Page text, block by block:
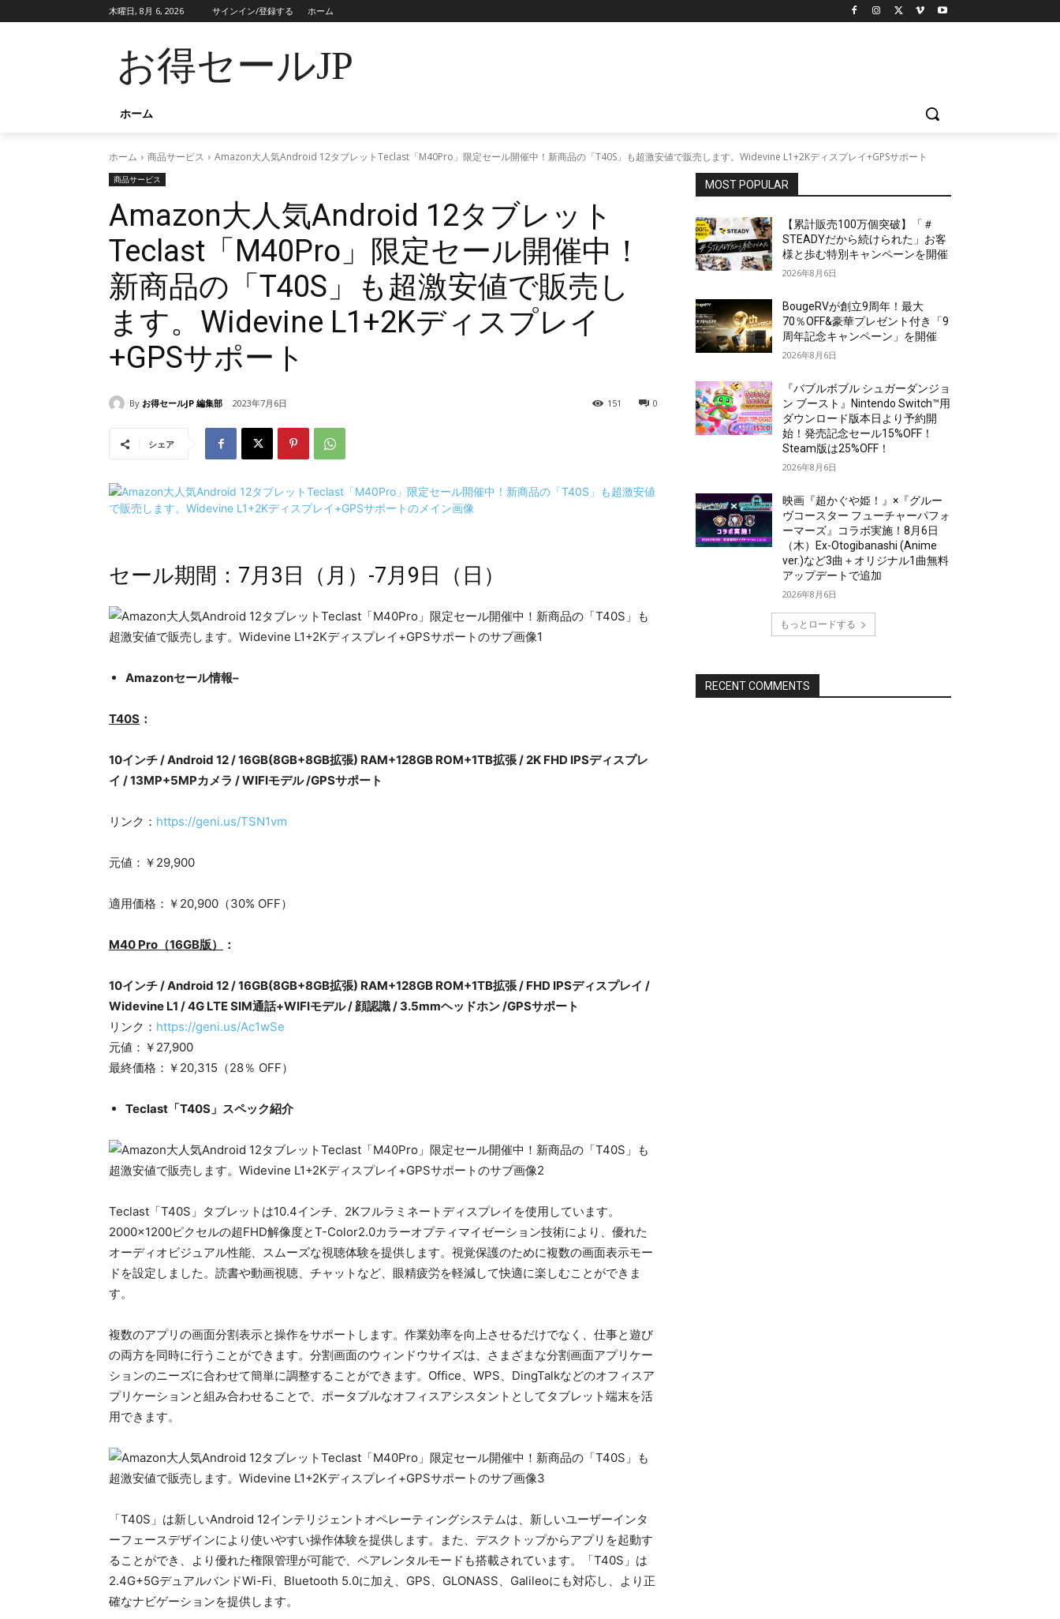
木曜日, 8月 6, 2026 サインイン/登録する ホーム
お得セールJP
ホーム
ホーム 商品サービス Amazon大人気Android 12タブレットTeclast「M40Pro」限定セール開催中！新商品の「T40S」も超激安値で販売します。Widevine L1+2Kディスプレイ+GPSサポート
商品サービス
Amazon大人気Android 12タブレット
Teclast「M40Pro」限定セール開催中！
新商品の「T40S」も超激安値で販売し
ます。Widevine L1+2Kディスプレイ
+GPSサポート
By お得セールJP 編集部 2023年7月6日 0
151
シェア
セール期間：7月3日（月）-7月9日（日）
Amazonセール情報–
T40S ：
10インチ / Android 12 / 16GB(8GB+8GB拡張) RAM+128GB ROM+1TB拡張 / 2K FHD IPSディスプレ
イ / 13MP+5MPカメラ / WIFIモデル /GPSサポート
リンク： https://geni.us/TSN1vm
元値：￥29,900
適用価格：￥20,900（30% OFF）
M40 Pro（16GB版） ：
10インチ / Android 12 / 16GB(8GB+8GB拡張) RAM+128GB ROM+1TB拡張 / FHD IPSディスプレイ /
Widevine L1 / 4G LTE SIM通話+WIFIモデル / 顔認識 / 3.5mmヘッドホン /GPSサポート
リンク： https://geni.us/Ac1wSe
元値：￥27,900
最終価格：￥20,315（28％ OFF）
Teclast「T40S」スペック紹介
Teclast「T40S」タブレットは10.4インチ、2Kフルラミネートディスプレイを使用しています。
2000×1200ピクセルの超FHD解像度とT-Color2.0カラーオプティマイゼーション技術により、優れた
オーディオビジュアル性能、スムーズな視聴体験を提供します。視覚保護のために複数の画面表示モー
ドを設定しました。読書や動画視聴、チャットなど、眼精疲労を軽減して快適に楽しむことができま
す。
複数のアプリの画面分割表示と操作をサポートします。作業効率を向上させるだけでなく、仕事と遊び
の両方を同時に行うことができます。分割画面のウィンドウサイズは、さまざまな分割画面アプリケー
ションのニーズに合わせて簡単に調整することができます。Office、WPS、DingTalkなどのオフィスア
プリケーションと組み合わせることで、ポータブルなオフィスアシスタントとしてタブレット端末を活
用できます。
「T40S」は新しいAndroid 12インテリジェントオペレーティングシステムは、新しいユーザーインタ
ーフェースデザインにより使いやすい操作体験を提供します。また、デスクトップからアプリを起動す
ることができ、より優れた権限管理が可能で、ペアレンタルモードも搭載されています。「T40S」は
2.4G+5GデュアルバンドWi-Fi、Bluetooth 5.0に加え、GPS、GLONASS、Galileoにも対応し、より正
確なナビゲーションを提供します。
MOST POPULAR
【累計販売100万個突破】「＃
STEADYだから続けられた」お客
様と歩む特別キャンペーンを開催
2026年8月6日
BougeRVが創立9周年！最大
70％OFF&豪華プレゼント付き「9
周年記念キャンペーン」を開催
2026年8月6日
『バブルボブル シュガーダンジョ
ン ブースト』Nintendo Switch™用
ダウンロード版本日より予約開
始！発売記念セール15%OFF！
Steam版は25%OFF！
2026年8月6日
映画『超かぐや姫！』×『グルー
ヴコースター フューチャーパフォ
ーマーズ』コラボ実施！8月6日
（木）Ex-Otogibanashi (Anime
ver.)など3曲＋オリジナル1曲無料
アップデートで追加
2026年8月6日
もっとロードする
RECENT COMMENTS